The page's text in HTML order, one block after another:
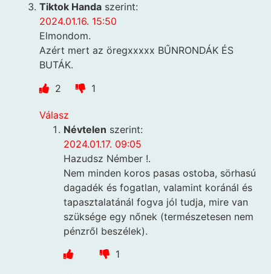
Tiktok Handa szerint:
2024.01.16. 15:50
Elmondom.
Azért mert az öregxxxxx BŰNRONDÁK ÉS
BUTÁK.
2
1
Válasz
Névtelen szerint:
2024.01.17. 09:05
Hazudsz Némber !.
Nem minden koros pasas ostoba, sörhasú
dagadék és fogatlan, valamint koránál és
tapasztalatánál fogva jól tudja, mire van
szüksége egy nőnek (természetesen nem
pénzről beszélek).
1